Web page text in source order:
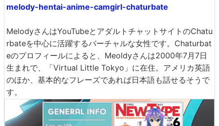
melody-hentai-anime-camgirl-chaturbate
MelodyさんはYouTubeとアダルトチャットサイトのChatu
rbateを中心に活躍するバーチャルな女性です。Chaturbat
eのプロフィールによると、Meoldyさんは2000年7月7日
生まれで、「Virtual Little Tokyo」に在住。アメリカ英語
のほか、基本的なフレーズであれば日本語も話せるそうで
す。